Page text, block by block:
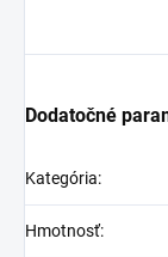
Dodatočné
Kategória:
Hmotnosť: